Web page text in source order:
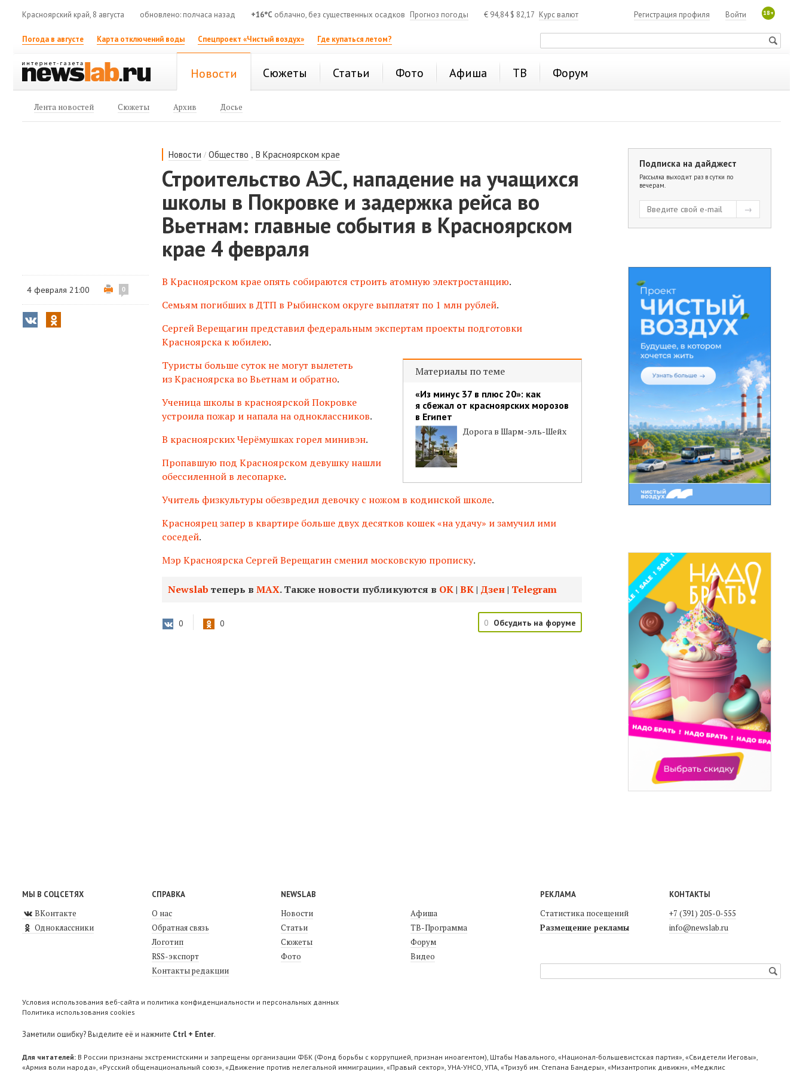
Красноярский край, 8 августа обновлено: полчаса назад +16°C облачно, без существенных осадков Прогноз погоды € 94,84$ 82,17 Курс валют 18+
Войти
Регистрация профиля
Погода в августе Карта отключений воды Спецпроект «Чистый воздух» Где купаться летом?
Новости Сюжеты Статьи Фото Афиша ТВ Форум
Лента новостей Сюжеты Архив Досье
Новости /Общество ,В Красноярском крае
Строительство АЭС, нападение на учащихся
школы в Покровке и задержка рейса во
Вьетнам: главные события в Красноярском
крае 4 февраля
4 февраля 21:00 0
В Красноярском крае опять собираются строить атомную электростанцию.
Семьям погибших в ДТП в Рыбинском округе выплатят по 1 млн рублей.
Сергей Верещагин представил федеральным экспертам проекты подготовки
Красноярска к юбилею.
Материалы по теме
«Из минус 37 в плюс 20»: как
я сбежал от красноярских морозов
в Египет
Дорога в Шарм-эль-Шейх
Туристы больше суток не могут вылететь
из Красноярска во Вьетнам и обратно.
Ученица школы в красноярской Покровке
устроила пожар и напала на одноклассников.
В красноярских Черёмушках горел минивэн.
Пропавшую под Красноярском девушку нашли
обессиленной в лесопарке.
Учитель физкультуры обезвредил девочку с ножом в кодинской школе.
Красноярец запер в квартире больше двух десятков кошек «на удачу» и замучил ими
соседей.
Мэр Красноярска Сергей Верещагин сменил московскую прописку.
Newslab теперь вМАХ. Также новости публикуются в ОК| ВК| Дзен| Telegram
0 0 0 Обсудить на форуме
Подписка на дайджест
Рассылка выходит раз в сутки по
вечерам.
МЫ В СОЦСЕТЯХ
ВКонтакте
Одноклассники
СПРАВКА
О нас
Обратная связь
Логотип
RSS-экспорт
Контакты редакции
NEWSLAB
Новости
Статьи
Сюжеты
Фото
Афиша
ТВ-Программа
Форум
Видео
РЕКЛАМА
Статистика посещений
Размещение рекламы
КОНТАКТЫ
+7 (391) 205-0-555
info@newslab.ru
Условия использования веб-сайта и политика конфиденциальности и персональных данных
Политика использования cookies
Заметили ошибку? Выделите её и нажмите Ctrl + Enter.
Для читателей: В России признаны экстремистскими и запрещены организации ФБК (Фонд борьбы с коррупцией, признан иноагентом), Штабы Навального, «Национал-большевистская партия», «Свидетели Иеговы»,
«Армия воли народа», «Русский общенациональный союз», «Движение против нелегальной иммиграции», «Правый сектор», УНА-УНСО, УПА, «Тризуб им. Степана Бандеры», «Мизантропик дивижн», «Меджлис